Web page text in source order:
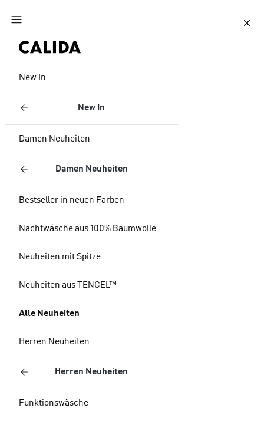
Zum Hauptinhalt springen
New In
New In
Damen Neuheiten
Damen Neuheiten
Bestseller in neuen Farben
Nachtwäsche aus 100% Baumwolle
Neuheiten mit Spitze
Neuheiten aus TENCEL™
Alle Neuheiten
Herren Neuheiten
Herren Neuheiten
Funktionswäsche